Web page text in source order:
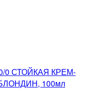
0 СТОЙКАЯ КРЕМ-
100мл